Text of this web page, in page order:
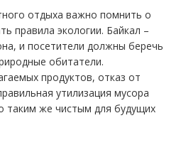
отдыха важно помнить о
правила экологии. Байкал –
и посетители должны беречь
обитатели.
продуктов, отказ от
утилизация мусора
таким же чистым для будущих